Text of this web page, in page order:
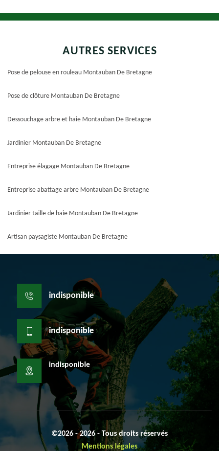
AUTRES SERVICES
Pose de pelouse en rouleau Montauban De Bretagne
Pose de clôture Montauban De Bretagne
Dessouchage arbre et haie Montauban De Bretagne
Jardinier Montauban De Bretagne
Entreprise élagage Montauban De Bretagne
Entreprise abattage arbre Montauban De Bretagne
Jardinier taille de haie Montauban De Bretagne
Artisan paysagiste Montauban De Bretagne
indisponible
indisponible
indisponible
©2026 - 2026 - Tous droits réservés
Mentions légales